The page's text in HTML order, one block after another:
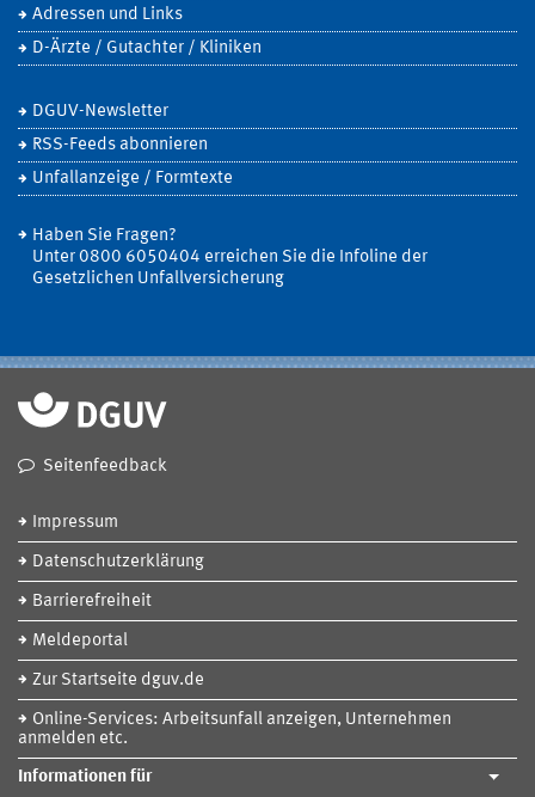
Adressen und Links
D-Ärzte / Gutachter / Kliniken
DGUV-Newsletter
RSS-Feeds abonnieren
Unfallanzeige / Formtexte
Haben Sie Fragen?
Unter 0800 6050404 erreichen Sie die Infoline der
Gesetzlichen Unfallversicherung
Seitenfeedback
Impressum
Datenschutzerklärung
Barrierefreiheit
Meldeportal
Zur Startseite dguv.de
Online-Services: Arbeitsunfall anzeigen, Unternehmen
anmelden etc.
Informationen für